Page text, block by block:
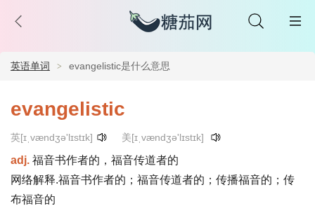
英语单词 evangelistic是什么意思
evangelistic
英[ɪˌvændʒə'lɪstɪk] 美[ɪˌvændʒə'lɪstɪk]
adj. 福音书作者的，福音传道者的
网络解释.福音书作者的；福音传道者的；传播福音的；传
布福音的